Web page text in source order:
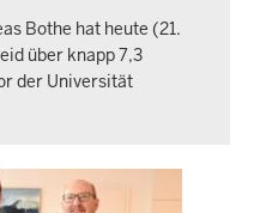
Bothe hat heute (21.
über knapp 7,3
der Universität